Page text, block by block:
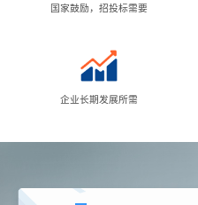
国家鼓励，招投标需要
企业长期发展所需